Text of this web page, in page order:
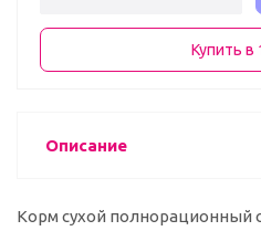
Купить в
Описание
Корм сухой полнорационный